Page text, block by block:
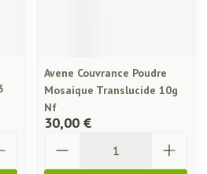
Avene Couvrance Poudre
Mosaique Translucide 10g
Nf
30,00 €